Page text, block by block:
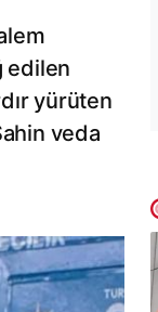
edilen
yürüten
veda